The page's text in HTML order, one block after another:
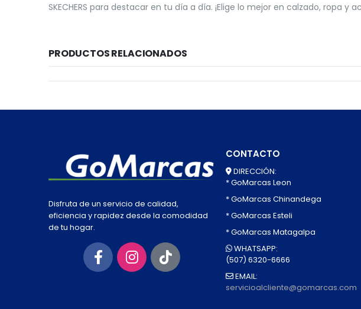
SKECHERS para destacar en tu día a día. ¡Elige lo mejor en calzado,
PRODUCTOS RELACIONADOS
Disfruta de un servicio de calidad,
eficiencia y rapidez desde la comodidad
de tu hogar.
CONTACTO
DIRECCIÓN:
* GoMarcas Leon
* GoMarcas Chinandega
* GoMarcas Esteli
* GoMarcas Matagalpa
WHATSAPP:
(507) 6320-6666
EMAIL:
servicioalcliente@gomarcas.com